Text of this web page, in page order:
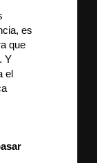
es
que
Y
el